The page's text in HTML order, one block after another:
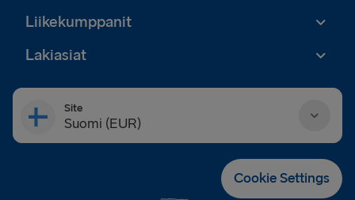
Liikekumppanit
Lakiasiat
Site
Suomi (EUR)
Cookie Settings